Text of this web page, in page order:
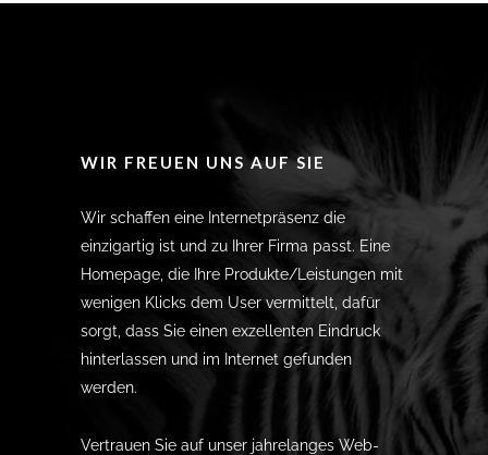
WIR FREUEN UNS AUF SIE
Wir schaffen eine Internetpräsenz die
einzigartig ist und zu Ihrer Firma passt. Eine
Homepage, die Ihre Produkte/Leistungen mit
wenigen Klicks dem User vermittelt, dafür
sorgt, dass Sie einen exzellenten Eindruck
hinterlassen und im Internet gefunden
werden.
Vertrauen Sie auf unser jahrelanges Web-